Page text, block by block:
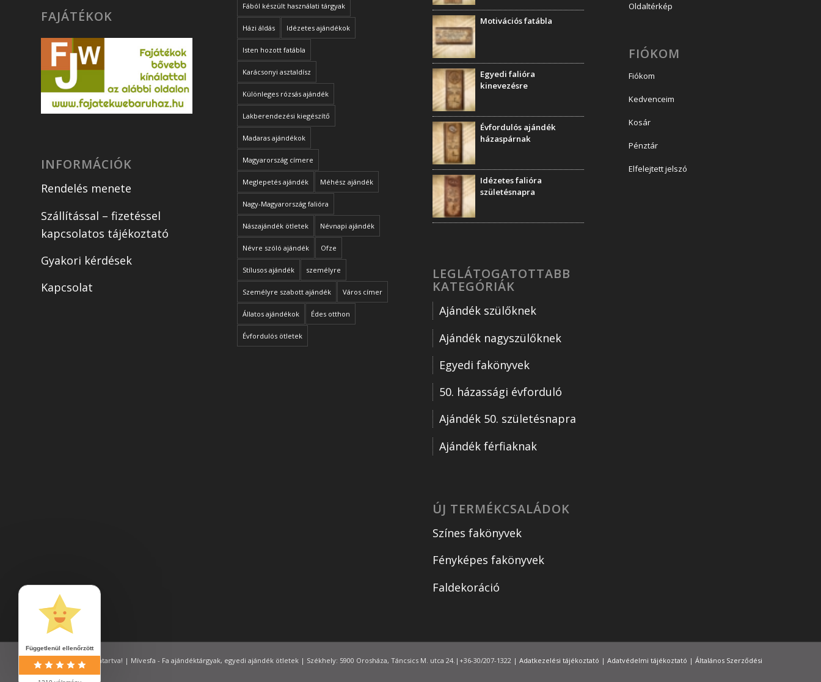
FAJÁTÉKOK
INFORMÁCIÓK
Rendelés menete
Szállítással – fizetéssel
kapcsolatos tájékoztató
Gyakori kérdések
Kapcsolat
Fából készült használati tárgyak
Házi áldás Idézetes ajándékok
Isten hozott fatábla
Karácsonyi asztaldísz
Különleges rózsás ajándék
Lakberendezési kiegészítő
Madaras ajándékok
Magyarország címere
Meglepetés ajándék Méhész ajándék
Nagy-Magyarország falióra
Nászajándék ötletek Névnapi ajándék
Névre szóló ajándék Ofze
Stílusos ajándék személyre
Személyre szabott ajándék Város címer
Állatos ajándékok Édes otthon
Évfordulós ötletek
Motivációs fatábla
Egyedi falióra
kinevezésre
Évfordulós ajándék
házaspárnak
Idézetes falióra
születésnapra
LEGLÁTOGATOTTABB
KATEGÓRIÁK
Ajándék szülőknek
Ajándék nagyszülőknek
Egyedi fakönyvek
50. házassági évforduló
Ajándék 50. születésnapra
Ajándék férfiaknak
ÚJ TERMÉKCSALÁDOK
Színes fakönyvek
Fényképes fakönyvek
Faldekoráció
Oldaltérkép
FIÓKOM
Fiókom
Kedvenceim
Kosár
Pénztár
Elfelejtett jelszó
© Minden jog fenntartva! | Mívesfa - Fa ajándéktárgyak, egyedi ajándék ötletek | Székhely: 5900 Orosháza, Táncsics M. utca 24.|+36-30/207-1322 | Adatkezelési tájékoztató | Adatvédelmi tájékoztató | Általános Szerződési
Feltételek
Függetlenül ellenőrzött